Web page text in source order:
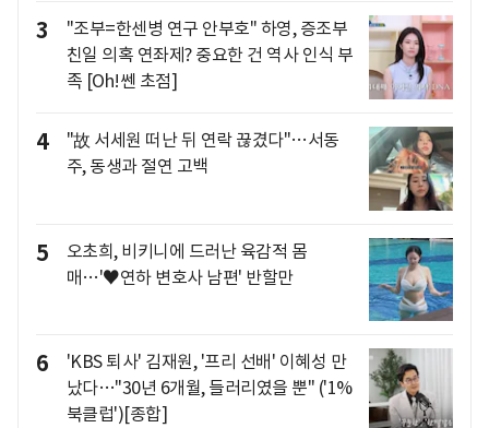
3
"조부=한센병 연구 안부호" 하영, 증조부
친일 의혹 연좌제? 중요한 건 역사 인식 부
족 [Oh!쎈 초점]
4
"故 서세원 떠난 뒤 연락 끊겼다"…서동
주, 동생과 절연 고백
5
오초희, 비키니에 드러난 육감적 몸
매…'♥연하 변호사 남편' 반할만
6
'KBS 퇴사' 김재원, '프리 선배' 이혜성 만
났다…"30년 6개월, 들러리였을 뿐" ('1%
북클럽')[종합]